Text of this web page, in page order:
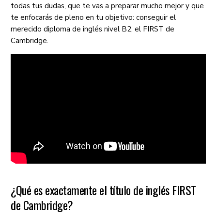
todas tus dudas, que te vas a preparar mucho mejor y que
te enfocarás de pleno en tu objetivo: conseguir el
merecido diploma de inglés nivel B2, el FIRST de
Cambridge.
¿Qué es exactamente el título de inglés FIRST
de Cambridge?